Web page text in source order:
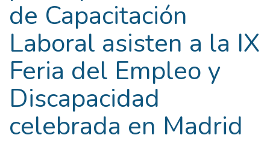
de Capacitación
Laboral asisten a la IX
Feria del Empleo y
Discapacidad
celebrada en Madrid